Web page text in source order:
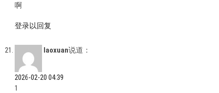
啊
登录以回复
laoxuan说道：
2026-02-20 04:39
1